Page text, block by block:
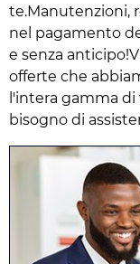
te.Manutenzioni,
nel pagamento
e senza
offerte che
l'intera gamma di
bisogno di